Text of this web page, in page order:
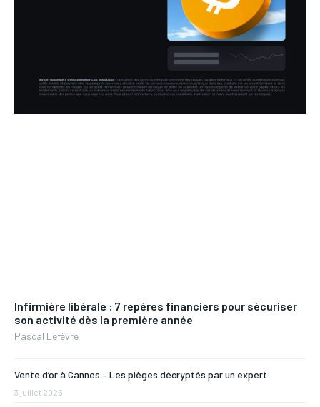
Infirmière libérale : 7 repères financiers pour sécuriser
son activité dès la première année
Pascal Lefèvre
Vente d’or à Cannes – Les pièges décryptés par un expert
3 juillet 2026